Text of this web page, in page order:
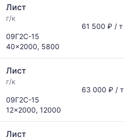
Лист
г/к
09Г2С-15
40x2000, 5800
61 500 ₽ / т
Лист
г/к
09Г2С-15
12x2000, 12000
63 000 ₽ / т
Лист